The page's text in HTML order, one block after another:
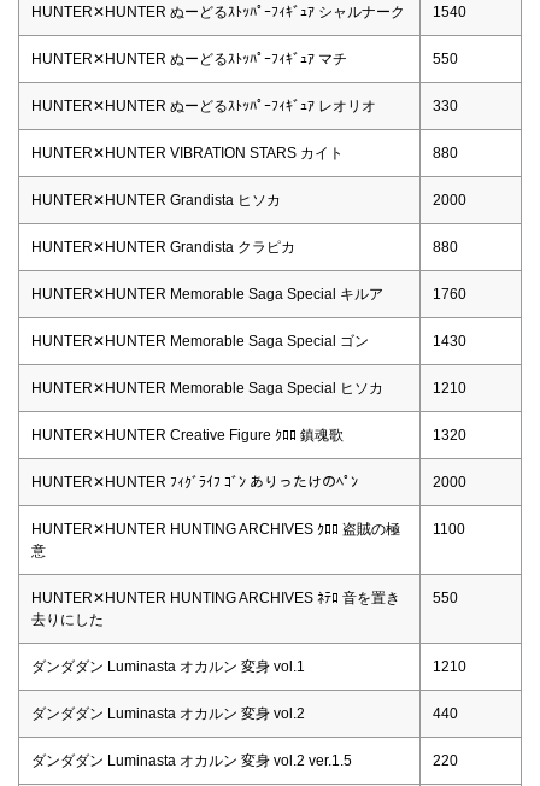
HUNTER✕HUNTER ぬーどるｽﾄｯﾊﾟｰﾌｨｷﾞｭｱ シャルナーク 1540
HUNTER✕HUNTER ぬーどるｽﾄｯﾊﾟｰﾌｨｷﾞｭｱ マチ 550
HUNTER✕HUNTER ぬーどるｽﾄｯﾊﾟｰﾌｨｷﾞｭｱ レオリオ 330
HUNTER✕HUNTER VIBRATION STARS カイト 880
HUNTER✕HUNTER Grandista ヒソカ 2000
HUNTER✕HUNTER Grandista クラピカ 880
HUNTER✕HUNTER Memorable Saga Special キルア 1760
HUNTER✕HUNTER Memorable Saga Special ゴン 1430
HUNTER✕HUNTER Memorable Saga Special ヒソカ 1210
HUNTER✕HUNTER Creative Figure ｸﾛﾛ 鎮魂歌 1320
HUNTER✕HUNTER ﾌｨｸﾞﾗｲﾌ ｺﾞﾝ ありったけのﾍﾟﾝ 2000
HUNTER✕HUNTER HUNTING ARCHIVES ｸﾛﾛ 盗賊の極
意
1100
HUNTER✕HUNTER HUNTING ARCHIVES ﾈﾃﾛ 音を置き
去りにした
550
ダンダダン Luminasta オカルン 変身 vol.1 1210
ダンダダン Luminasta オカルン 変身 vol.2 440
ダンダダン Luminasta オカルン 変身 vol.2 ver.1.5 220